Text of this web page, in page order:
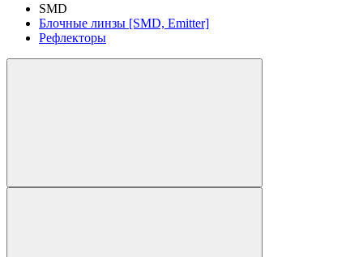
SMD
Блочные линзы [SMD, Emitter]
Рефлекторы